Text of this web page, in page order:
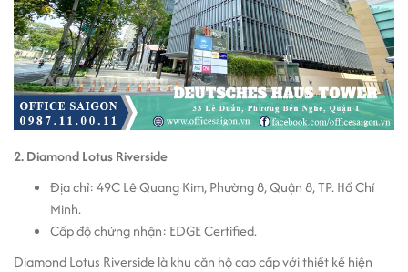
2. Diamond Lotus Riverside
Địa chỉ: 49C Lê Quang Kim, Phường 8, Quận 8, TP. Hồ Chí
Minh.
Cấp độ chứng nhận: EDGE Certified.
Diamond Lotus Riverside là khu căn hộ cao cấp với thiết kế hiện